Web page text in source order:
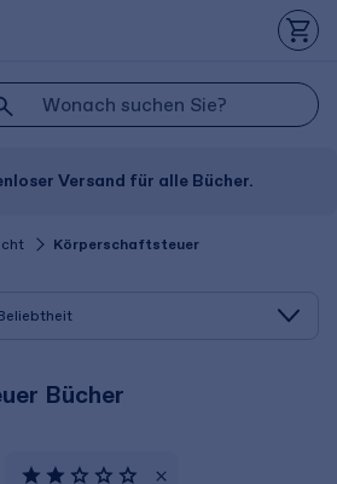
Versand für alle Bücher.
Körperschaftsteuer
Bücher